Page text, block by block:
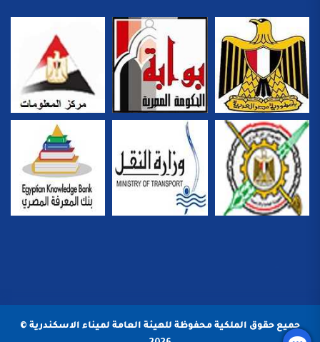
جميع حقوق الملكية محفوظة للهيئة العامة لميناء الاسكندرية ©